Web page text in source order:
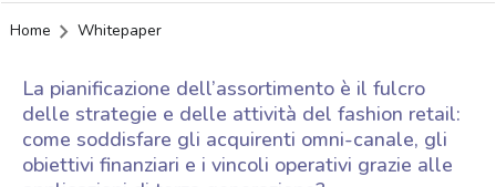
Home Whitepaper
La pianificazione dell’assortimento è il fulcro
delle strategie e delle attività del fashion retail:
come soddisfare gli acquirenti omni-canale, gli
obiettivi finanziari e i vincoli operativi grazie alle